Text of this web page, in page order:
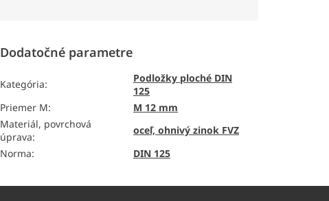
Dodatočné parametre
Kategória:
Podložky ploché DIN
125
Priemer M:
M 12 mm
Materiál, povrchová
úprava:
oceľ, ohnivý zinok FVZ
Norma: DIN 125